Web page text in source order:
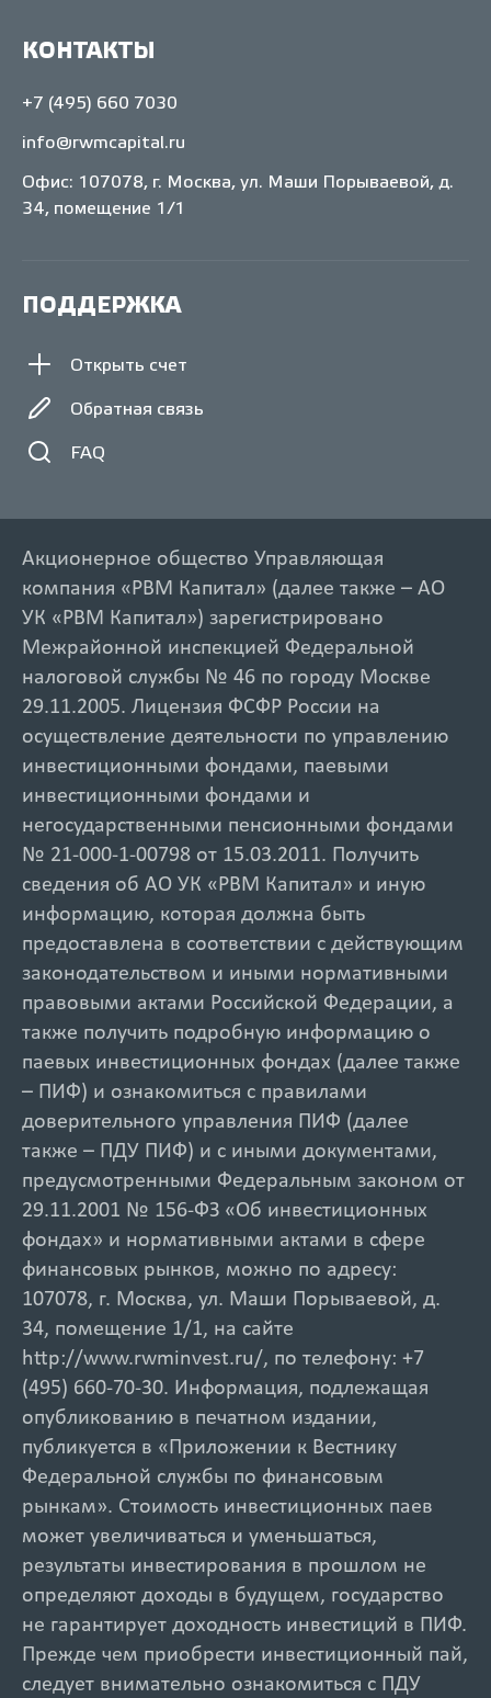
КОНТАКТЫ
+7 (495) 660 7030
info@rwmcapital.ru
Офис: 107078, г. Москва, ул. Маши Порываевой, д.
34, помещение 1/1
ПОДДЕРЖКА
Открыть счет
Обратная связь
FAQ
Акционерное общество Управляющая
компания «РВМ Капитал» (далее также – АО
УК «РВМ Капитал») зарегистрировано
Межрайонной инспекцией Федеральной
налоговой службы № 46 по городу Москве
29.11.2005. Лицензия ФСФР России на
осуществление деятельности по управлению
инвестиционными фондами, паевыми
инвестиционными фондами и
негосударственными пенсионными фондами
№ 21-000-1-00798 от 15.03.2011. Получить
сведения об АО УК «РВМ Капитал» и иную
информацию, которая должна быть
предоставлена в соответствии с действующим
законодательством и иными нормативными
правовыми актами Российской Федерации, а
также получить подробную информацию о
паевых инвестиционных фондах (далее также
– ПИФ) и ознакомиться с правилами
доверительного управления ПИФ (далее
также – ПДУ ПИФ) и с иными документами,
предусмотренными Федеральным законом от
29.11.2001 № 156-ФЗ «Об инвестиционных
фондах» и нормативными актами в сфере
финансовых рынков, можно по адресу:
107078, г. Москва, ул. Маши Порываевой, д.
34, помещение 1/1, на сайте
http://www.rwminvest.ru/, по телефону: +7
(495) 660-70-30. Информация, подлежащая
опубликованию в печатном издании,
публикуется в «Приложении к Вестнику
Федеральной службы по финансовым
рынкам». Стоимость инвестиционных паев
может увеличиваться и уменьшаться,
результаты инвестирования в прошлом не
определяют доходы в будущем, государство
не гарантирует доходность инвестиций в ПИФ.
Прежде чем приобрести инвестиционный пай,
следует внимательно ознакомиться с ПДУ